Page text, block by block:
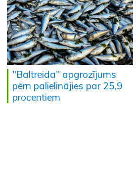
"Baltreida" apgrozījums
pērn palielinājies par 25,9
procentiem